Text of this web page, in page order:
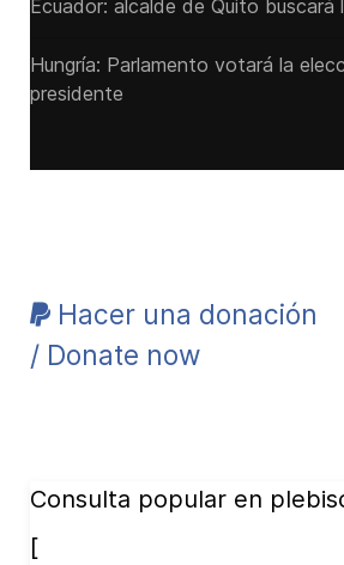
Ecuador: alcalde de Quito buscará
Hungría: Parlamento votará la
presidente
Hacer una donación
/ Donate now
Consulta popular en
[